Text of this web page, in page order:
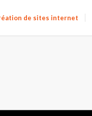
de sites internet